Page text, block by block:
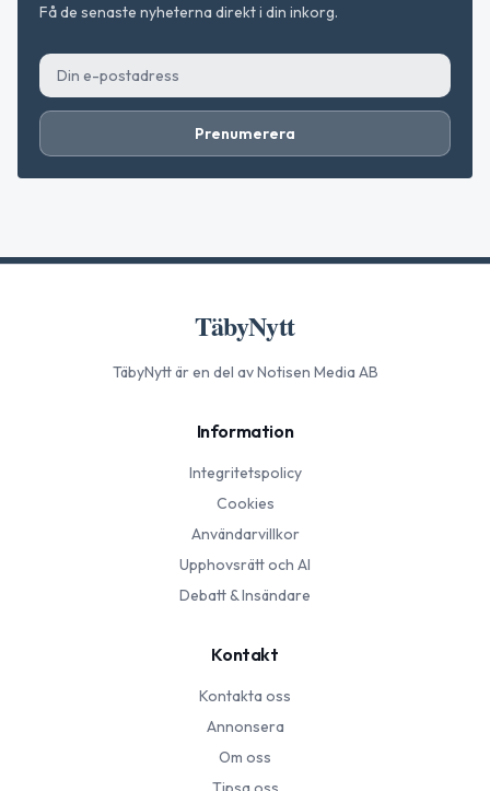
Få de senaste nyheterna direkt i din inkorg.
Prenumerera
TäbyNytt
TäbyNyttär en del av Notisen Media AB
Information
Integritetspolicy
Cookies
Användarvillkor
Upphovsrätt och AI
Debatt & Insändare
Kontakt
Kontakta oss
Annonsera
Om oss